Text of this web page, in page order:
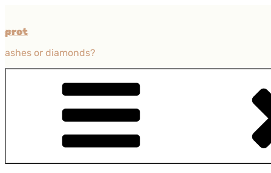
treści
prot
ashes or diamonds?